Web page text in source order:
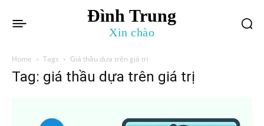
Đình Trung
Xin chào
Home Tags Giá thầu dựa trên giá trị
Tag: giá thầu dựa trên giá trị